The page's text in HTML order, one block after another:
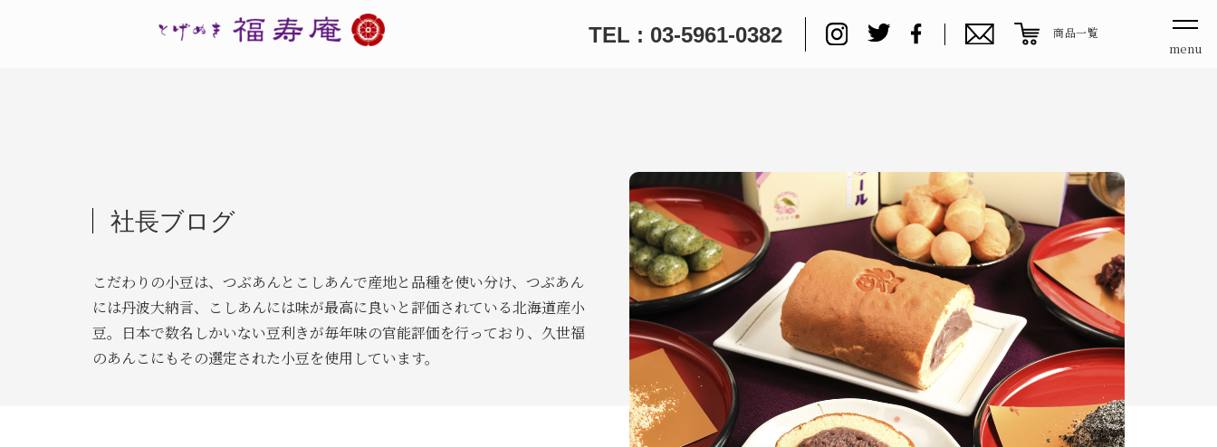
TEL : 03-5961-0382 商品一覧
menu
社長ブログ
こだわりの小豆は、つぶあんとこしあんで産地と品種を使い分け、つぶあん
には丹波大納言、こしあんには味が最高に良いと評価されている北海道産小
豆。日本で数名しかいない豆利きが毎年味の官能評価を行っており、久世福
のあんこにもその選定された小豆を使用しています。